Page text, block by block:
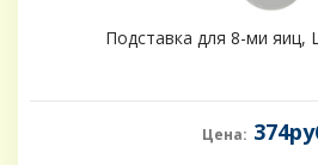
Подставка для 8-ми яиц,
Цена: